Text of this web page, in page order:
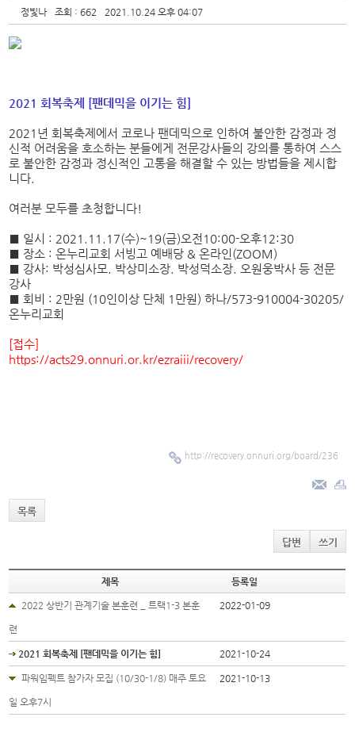
정빛나 조회 : 662 2021.10.24 오후 04:07
2021 회복축제 [팬데믹을 이기는 힘]
2021년 회복축제에서 코로나 팬데믹으로 인하여 불안한 감정과 정
신적 어려움을 호소하는 분들에게 전문강사들의 강의를 통하여 스스
로 불안한 감정과 정신적인 고통을 해결할 수 있는 방법들을 제시합
니다.
여러분 모두를 초청합니다!
■ 일시 : 2021.11.17(수)~19(금)오전10:00-오후12:30
■ 장소 : 온누리교회 서빙고 예배당 & 온라인(ZOOM)
■ 강사: 박성심사모. 박상미소장. 박성덕소장. 오원웅박사 등 전문
강사
■ 회비 : 2만원 (10인이상 단체 1만원) 하나/573-910004-30205/
온누리교회
[접수]
https://acts29.onnuri.or.kr/ezraiii/recovery/
http://recovery.onnuri.org/board/236
목록
답변 쓰기
제목 등록일
2022 상반기 관계기술 본훈련 _ 트랙1-3 본훈
련
2022-01-09
2021 회복축제 [팬데믹을 이기는 힘] 2021-10-24
파워임펙트 참가자 모집 (10/30-1/8) 매주 토요
일 오후7시
2021-10-13